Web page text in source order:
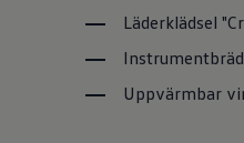
Läderklädsel
Uppvärmbar